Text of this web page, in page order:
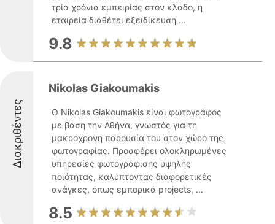
τρία χρόνια εμπειρίας στον κλάδο, η
εταιρεία διαθέτει εξειδίκευση ...
9.8
Διακριθέντες
Nikolas Giakoumakis
Ο Nikolas Giakoumakis είναι φωτογράφος
με βάση την Αθήνα, γνωστός για τη
μακρόχρονη παρουσία του στον χώρο της
φωτογραφίας. Προσφέρει ολοκληρωμένες
υπηρεσίες φωτογράφισης υψηλής
ποιότητας, καλύπτοντας διαφορετικές
ανάγκες, όπως εμπορικά projects, ...
8.5